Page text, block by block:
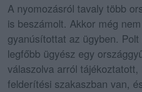
A nyomozásról tavaly több
is beszámolt. Akkor még
gyanúsítottat az ügyben.
legfőbb ügyész egy
válaszolva arról
felderítési szakaszban van,